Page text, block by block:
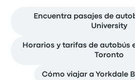
Encuentra pasajes de
University
Horarios y tarifas de autobús
Toronto
Cómo viajar a Yorkdale